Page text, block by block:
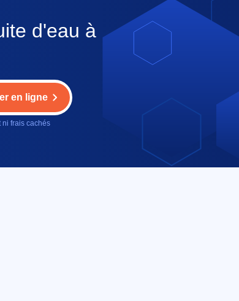
d'eau à
en ligne
ni frais cachés